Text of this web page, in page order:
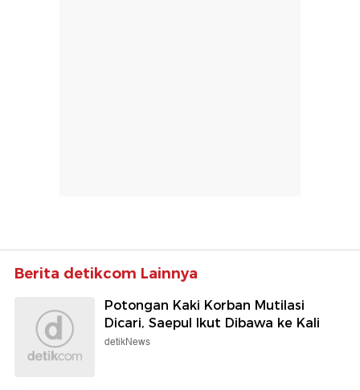
Berita detikcom Lainnya
Potongan Kaki Korban Mutilasi
Dicari, Saepul Ikut Dibawa ke Kali
detikNews